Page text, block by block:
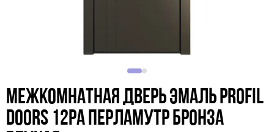
Межкомнатная дверь эмаль Profil
Doors 12PA перламутр бронза